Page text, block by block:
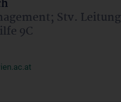
Stv. Leitung
9C